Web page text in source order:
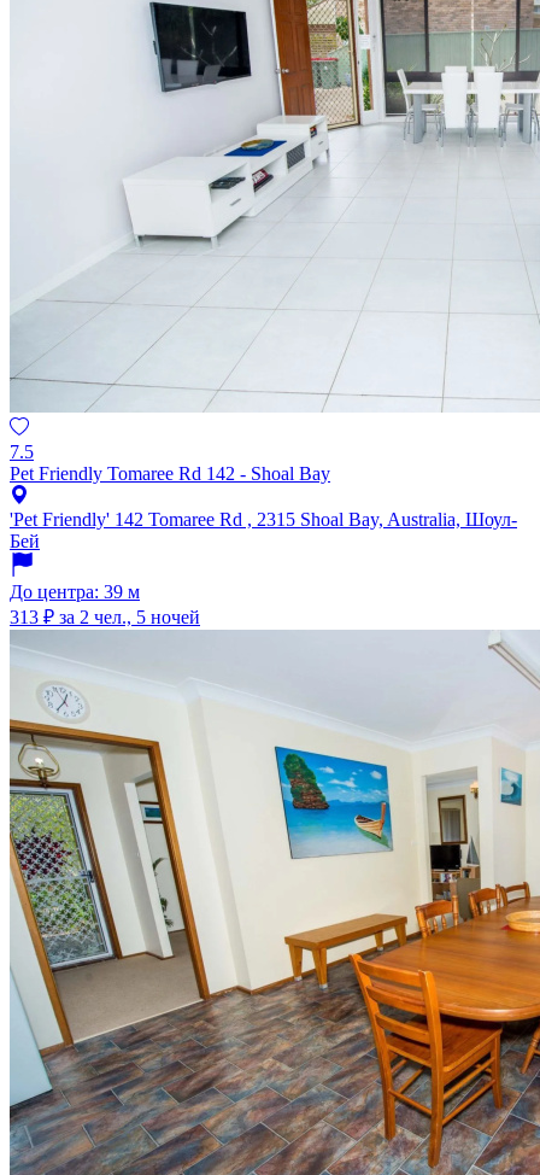
7.5
Pet Friendly Tomaree Rd 142 - Shoal Bay
'Pet Friendly' 142 Tomaree Rd , 2315 Shoal Bay, Australia, Шоул-
Бей
До центра: 39 м
313 ₽ за 2 чел., 5 ночей